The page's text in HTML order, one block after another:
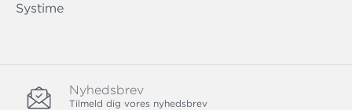
Systime
Nyhedsbrev
Tilmeld dig vores nyhedsbrev